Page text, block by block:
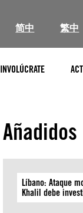
简中 繁中
INVOLÚCRATE
Líbano: Ataque
Khalil debe